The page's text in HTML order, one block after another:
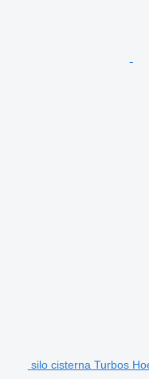
silo cisterna Turbos